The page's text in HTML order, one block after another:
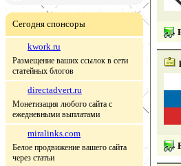
Сегодня спонсоры
kwork.ru
Размещение ваших ссылок в сети
статейных блогов
directadvert.ru
Монетизация любого сайта с
ежедневными выплатами
miralinks.com
Белое продвижение вашего сайта
через статьи